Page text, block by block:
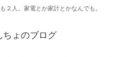
２人。家電とか家計とかなんでも。
ちょのブログ